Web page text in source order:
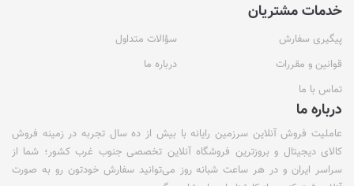
خدمات مشتریان
پیگیری سفارش
سؤالات متداول
قوانین و مقررات
درباره ما
تماس با ما
درباره ما
عاملیت فروش آنلاین سرزمین رایانه با بیش از ده سال تجربه در زمینه فروش
کالای دیجیتال و بروزترین فروشگاه آنلاین تخصصی جنوب غرب کشور؛ شما از
سراسر ایران و در هر ساعت شبانه روز می‌توانید سفارش خودتون رو به صورت